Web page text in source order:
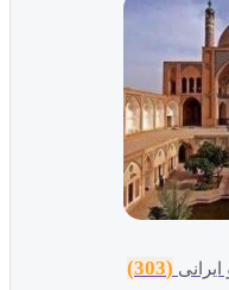
(303)